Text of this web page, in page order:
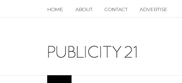
HOME ABOUT CONTACT ADVERTISE